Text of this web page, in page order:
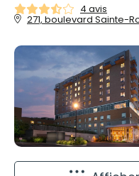
4 avis
271, boulevard Sainte-